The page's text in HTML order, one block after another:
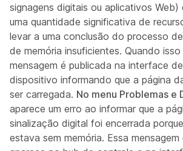
signagens digitais ou aplicativos Web)
uma quantidade significativa de
levar a uma conclusão do processo
de memória insuficientes. Quando
mensagem é publicada na interface
dispositivo informando que a página
ser carregada. No menu Problemas e
aparece um erro ao informar que a
sinalização digital foi encerrada
estava sem memória. Essa